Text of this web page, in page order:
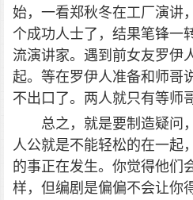
始，一看郑秋冬在工厂演讲
个成功人士了，结果笔锋一
流演讲家。遇到前女友罗伊
起。等在罗伊人准备和师哥
不出口了。两人就只有等师
总之，就是要制造疑问
人公就是不能轻松的在一起
的事正在发生。你觉得他们
样，但编剧是偏偏不会让你